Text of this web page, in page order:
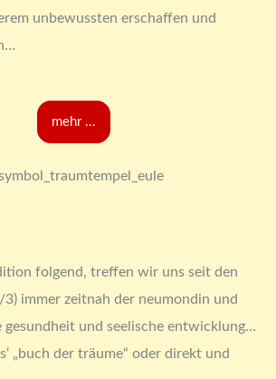
unbewussten erschaffen und
mehr ...
folgend, treffen wir uns seit den
immer zeitnah der neumondin und
gesundheit und seelische entwicklung…
„buch der träume“ oder direkt und